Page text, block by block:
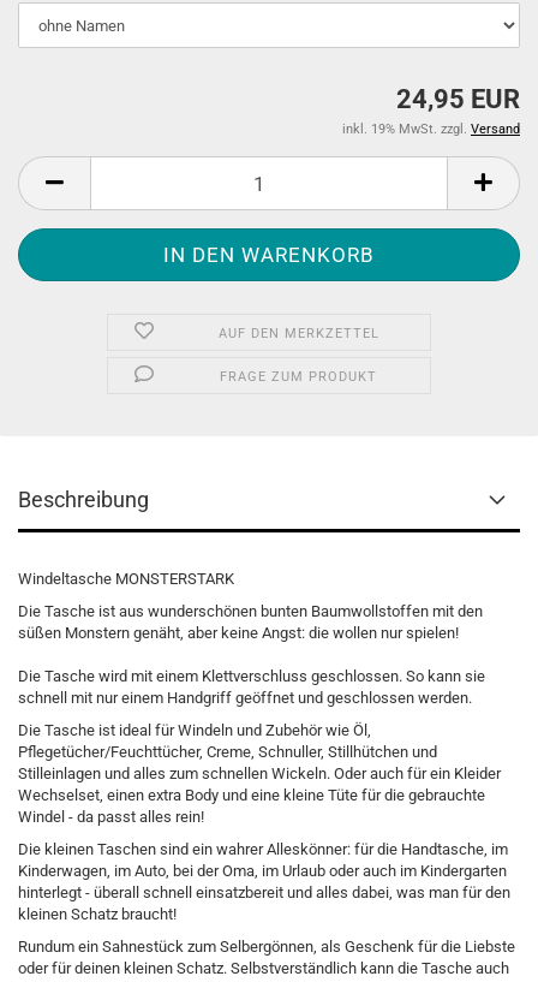
24,95 EUR
inkl. 19% MwSt. zzgl. Versand
AUF DEN MERKZETTEL
FRAGE ZUM PRODUKT
Beschreibung
Windeltasche MONSTERSTARK
Die Tasche ist aus wunderschönen bunten Baumwollstoffen mit den
süßen Monstern genäht, aber keine Angst: die wollen nur spielen!
Die Tasche wird mit einem Klettverschluss geschlossen. So kann sie
schnell mit nur einem Handgriff geöffnet und geschlossen werden.
Die Tasche ist ideal für Windeln und Zubehör wie Öl,
Pflegetücher/Feuchttücher, Creme, Schnuller, Stillhütchen und
Stilleinlagen und alles zum schnellen Wickeln. Oder auch für ein Kleider
Wechselset, einen extra Body und eine kleine Tüte für die gebrauchte
Windel - da passt alles rein!
Die kleinen Taschen sind ein wahrer Alleskönner: für die Handtasche, im
Kinderwagen, im Auto, bei der Oma, im Urlaub oder auch im Kindergarten
hinterlegt - überall schnell einsatzbereit und alles dabei, was man für den
kleinen Schatz braucht!
Rundum ein Sahnestück zum Selbergönnen, als Geschenk für die Liebste
oder für deinen kleinen Schatz. Selbstverständlich kann die Tasche auch